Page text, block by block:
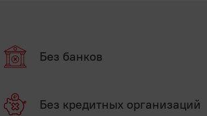
Без банков
Без кредитных организаций